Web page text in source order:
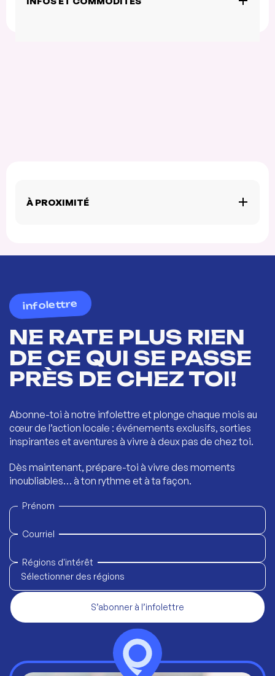
À PROXIMITÉ
infolettre
NE RATE PLUS RIEN
DE CE QUI SE PASSE
PRÈS DE CHEZ TOI!
Abonne-toi à notre infolettre et plonge chaque mois au
cœur de l’action locale : événements exclusifs, sorties
inspirantes et aventures à vivre à deux pas de chez toi.
Dès maintenant, prépare-toi à vivre des moments
inoubliables… à ton rythme et à ta façon.
Prénom
Courriel
Régions d'intérêt
Sélectionner des régions
S’abonner à l’infolettre